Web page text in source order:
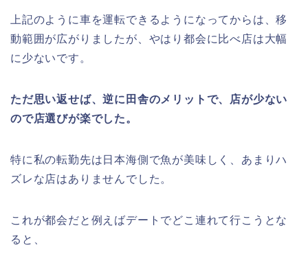
上記のように車を運転できるようになってからは、移
動範囲が広がりましたが、やはり都会に比べ店は大幅
に少ないです。
ただ思い返せば、逆に田舎のメリットで、店が少ない
ので店選びが楽でした。
特に私の転勤先は日本海側で魚が美味しく、あまりハ
ズレな店はありませんでした。
これが都会だと例えばデートでどこ連れて行こうとな
ると、